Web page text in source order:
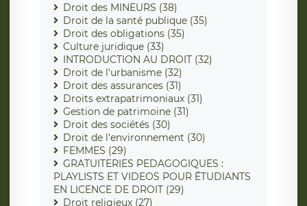
Droit des MINEURS (38)
Droit de la santé publique (35)
Droit des obligations (35)
Culture juridique (33)
INTRODUCTION AU DROIT (32)
Droit de l'urbanisme (32)
Droit des assurances (31)
Droits extrapatrimoniaux (31)
Gestion de patrimoine (31)
Droit des sociétés (30)
Droit de l'environnement (30)
FEMMES (29)
GRATUITERIES PEDAGOGIQUES :
PLAYLISTS ET VIDEOS POUR ÉTUDIANTS
EN LICENCE DE DROIT (29)
Droit religieux (27)